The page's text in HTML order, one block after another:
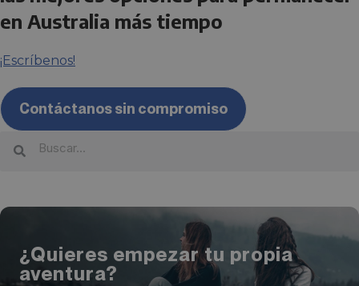
en Australia más tiempo
¡Escríbenos!
Contáctanos sin compromiso
¿Quieres empezar tu propia
aventura?